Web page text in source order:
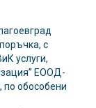
с
услуги,
ЕООД-
по обособени